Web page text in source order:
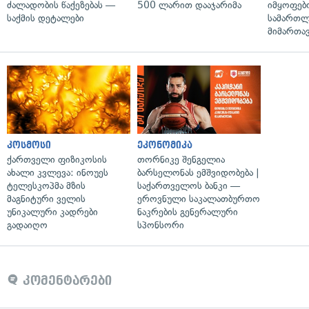
ძალადობის წაქეზებას —
საქმის დეტალები
500 ლარით დააჯარიმა
კოსმოსი
ქართველი ფიზიკოსის
ახალი კვლევა: ინოუეს
ტელესკოპმა მზის
მაგნიტური ველის
უნიკალური კადრები
გადაიღო
ეკონომიკა
თორნიკე შენგელია
ბარსელონას ემშვიდობება |
საქართველოს ბანკი —
ეროვნული საკალათბურთო
ნაკრების გენერალური
სპონსორი
კომენტარები